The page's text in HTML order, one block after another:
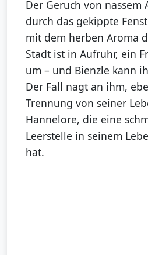
Der Geruch von nassem
durch das gekippte
mit dem herben Aroma
Stadt ist in Aufruhr, ein
um – und Bienzle kann
Der Fall nagt an ihm,
Trennung von seiner
Hannelore, die eine
Leerstelle in seinem
hat.